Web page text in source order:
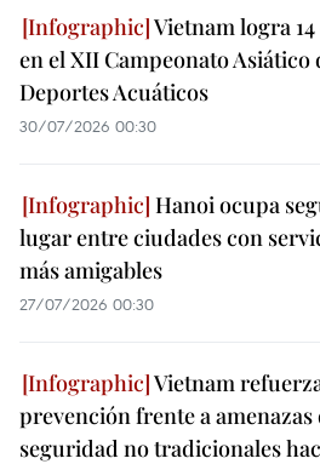
Vietnam logra
en el XII Campeonato Asiático
Deportes Acuáticos
30/07/2026 00:30
Hanoi ocupa
lugar entre ciudades con
más amigables
27/07/2026 00:30
Vietnam
prevención frente a amenazas
seguridad no tradicionales